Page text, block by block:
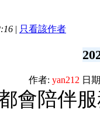
| 只看該作者
作者: yan212 日
會陪伴